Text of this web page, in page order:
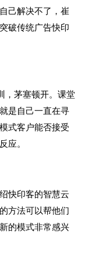
己解决不了，崔
破传统广告快印
，茅塞顿开。课堂
是自己一直在寻
式客户能否接受
应。
快印客的智慧云
方法可以帮他们
的模式非常感兴